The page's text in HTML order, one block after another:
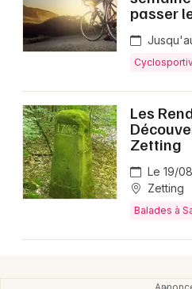
Spectacles
Sports
Soirées
Sorties famille
Montpellier
Nantes
Paris
Strasbourg
Toulouse
Toutes les villes
passer
Les
Zetting
Le 19/
Zetting
Balades à